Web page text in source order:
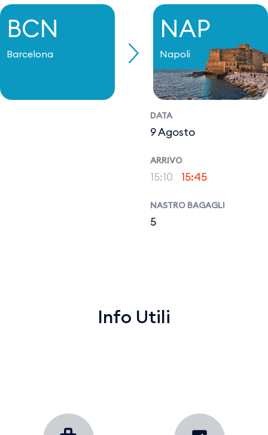
BCN
Barcelona
NAP
Napoli
DATA
9 Agosto
ARRIVO
15:10 15:45
NASTRO BAGAGLI
5
Info Utili